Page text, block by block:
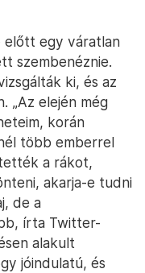
előtt egy váratlan
szembenéznie.
ki, és az
„Az elején még
korán
több emberrel
a rákot,
akarja-e tudni
de a
írta Twitter-
alakult
jóindulatú, és